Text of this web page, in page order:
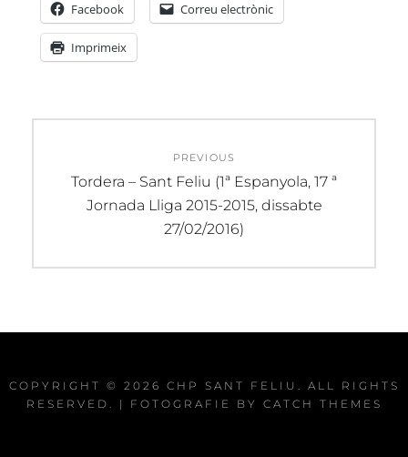
Facebook Correu electrònic
Imprimeix
d'entrades
PREVIOUS
Previous
post:
Tordera – Sant Feliu (1ª Espanyola, 17 ª
Jornada Lliga 2015-2015, dissabte
27/02/2016)
COPYRIGHT © 2026 CHP SANT FELIU . ALL RIGHTS
RESERVED. | FOTOGRAFIE BY CATCH THEMES